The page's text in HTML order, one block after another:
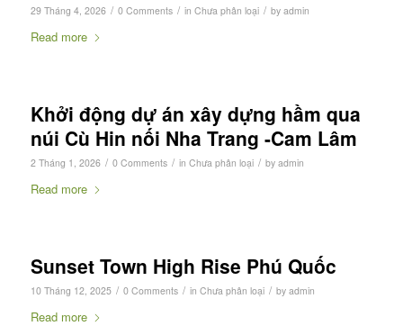
29 Tháng 4, 2026 / 0 Comments / in Chưa phân loại / by admin
Read more
Khởi động dự án xây dựng hầm qua
núi Cù Hin nối Nha Trang -Cam Lâm
2 Tháng 1, 2026 / 0 Comments / in Chưa phân loại / by admin
Read more
Sunset Town High Rise Phú Quốc
10 Tháng 12, 2025 / 0 Comments / in Chưa phân loại / by admin
Read more